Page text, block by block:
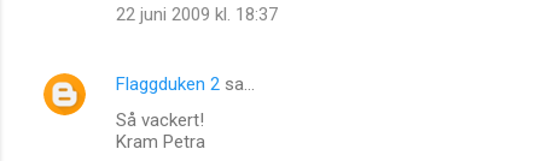
22 juni 2009 kl. 18:37
Flaggduken 2 sa…
Så vackert!
Kram Petra